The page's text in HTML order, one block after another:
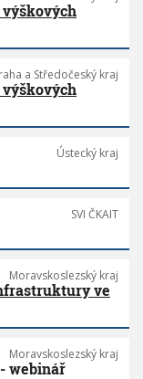
a Středočeský kraj
Ústecký kraj
SVI ČKAIT
Moravskoslezský kraj
ve
Moravskoslezský kraj
- webinář